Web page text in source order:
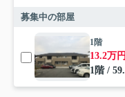
募集中の部屋
1階
13.2万円
1階 /